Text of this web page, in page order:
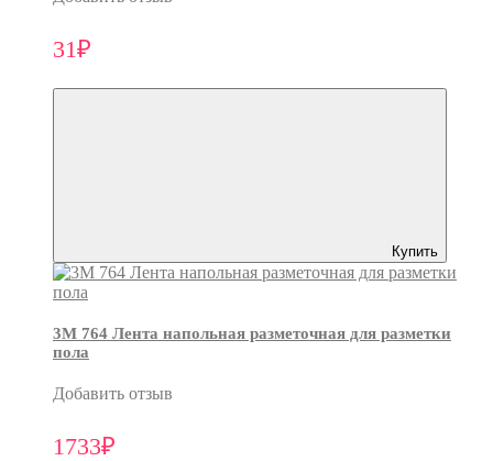
31₽
Купить
3M 764 Лента напольная разметочная для разметки
пола
Добавить отзыв
1733₽